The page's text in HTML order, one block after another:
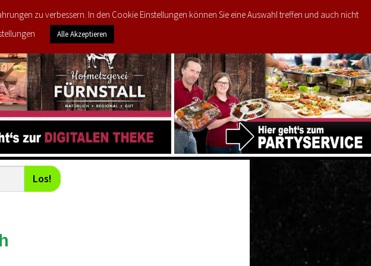
PRODUKTE PRODUKTE MEIN KONTO €0,00 0
Los!
zu verbessern. In den Cookie Einstellungen können Sie eine Auswahl treffen und auch nicht
Alle Akzeptieren